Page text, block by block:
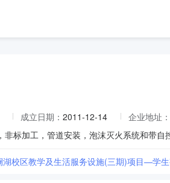
成立日期： 2011-12-14 企业地址：